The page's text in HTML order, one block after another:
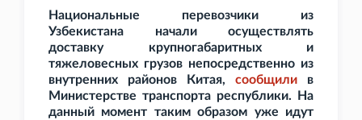
Национальные перевозчики из
Узбекистана начали осуществлять
доставку крупногабаритных и
тяжеловесных грузов непосредственно из
внутренних районов Китая, сообщили в
Министерстве транспорта республики. На
данный момент таким образом уже идут